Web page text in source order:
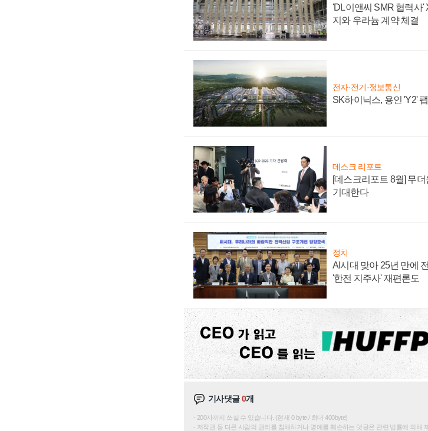
'DL이앤씨 SMR 협력사'
지와 우라늄 계약 체결
전자·전기·정보통신
SK하이닉스, 용인 'Y2'
데스크 리포트
[데스크리포트 8월] 무
기대한다
정치
AI시대 맞아 25년 만에
'한전 지주사' 재편론도
기사댓글0개
200자까지 쓰실 수 있습니다. (현재 0 byte / 최대 400byte)
저작권 등 다른 사람의 권리를 침해하거나 명예를 훼손하는 댓글은 관련 법률에 의해